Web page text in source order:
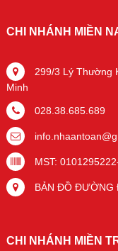
CHI NHÁNH MIỀN
299/3 Lý Thường
Minh
028.38.685.689
MST:
BẢN ĐỒ ĐƯỜNG
CHI NHÁNH MIỀN